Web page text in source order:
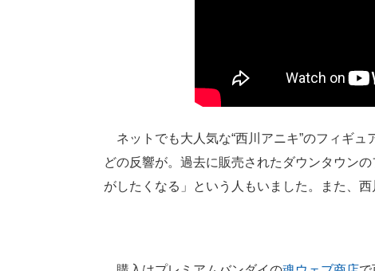
ネットでも大人気な“西川アニキ”のフィギ
どの反響が。過去に販売されたダウンタウン
がしたくなる」という人もいました。また、